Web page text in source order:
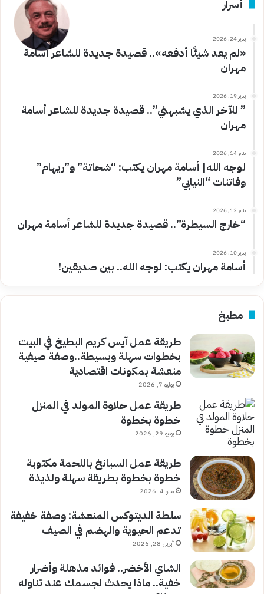
أسرار
يناير 24, 2026
«لم يعد شيئًا أدفعه».. قصيدة جديدة للشاعر أسامة
مهران
يناير 19, 2026
” للآخر الذي يشبهني”.. قصيدة جديدة للشاعر أسامة
مهران
يناير 14, 2026
لوجه الله| أسامة مهران يكتب: “شحاتة” و”ريهام”
وفاتنات “النيابي”
يناير 12, 2026
“خارج السيطرة”.. قصيدة جديدة للشاعر أسامة مهران
يناير 10, 2026
أسامة مهران يكتب: لوجه الله.. بين صديقين!
مطبخ
طريقة عمل آيس كريم البطيخ في البيت
بخطوات سهلة وبسيطة..وصفة صيفية
منعشة بمكونات اقتصادية
يوليو 7, 2026
طريقة عمل حلاوة المولد في المنزل
خطوة بخطوة
يونيو 29, 2026
طريقة عمل السبانخ باللحمة مكتوبة
خطوة بخطوة بطريقة سهلة ولذيذة
مايو 4, 2026
سلطة الديتوكس المنعشة: وصفة خفيفة
تدعم الحيوية والهضم في الصيف
أبريل 28, 2026
الشاي الأخضر.. فوائد مذهلة وأضرار
خفية.. ماذا يحدث لجسمك عند تناوله